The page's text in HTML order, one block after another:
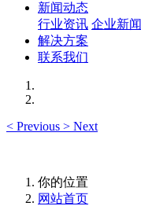
新闻动态
行业资讯 企业新闻
解决方案
联系我们
< Previous > Next
你的位置
网站首页